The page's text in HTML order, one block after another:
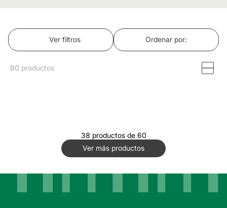
Ver filtros Ordenar por
60 productos
38 productos de 60
Ver más productos